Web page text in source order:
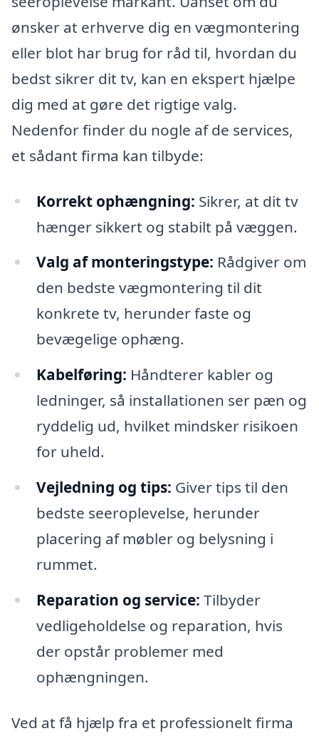
ønsker at erhverve dig en vægmontering
eller blot har brug for råd til, hvordan du
bedst sikrer dit tv, kan en ekspert hjælpe
dig med at gøre det rigtige valg.
Nedenfor finder du nogle af de services,
et sådant firma kan tilbyde:
Korrekt ophængning: Sikrer, at dit tv
hænger sikkert og stabilt på væggen.
Valg af monteringstype: Rådgiver om
den bedste vægmontering til dit
konkrete tv, herunder faste og
bevægelige ophæng.
Kabelføring: Håndterer kabler og
ledninger, så installationen ser pæn og
ryddelig ud, hvilket mindsker risikoen
for uheld.
Vejledning og tips: Giver tips til den
bedste seeroplevelse, herunder
placering af møbler og belysning i
rummet.
Reparation og service: Tilbyder
vedligeholdelse og reparation, hvis
der opstår problemer med
ophængningen.
Ved at få hjælp fra et professionelt firma